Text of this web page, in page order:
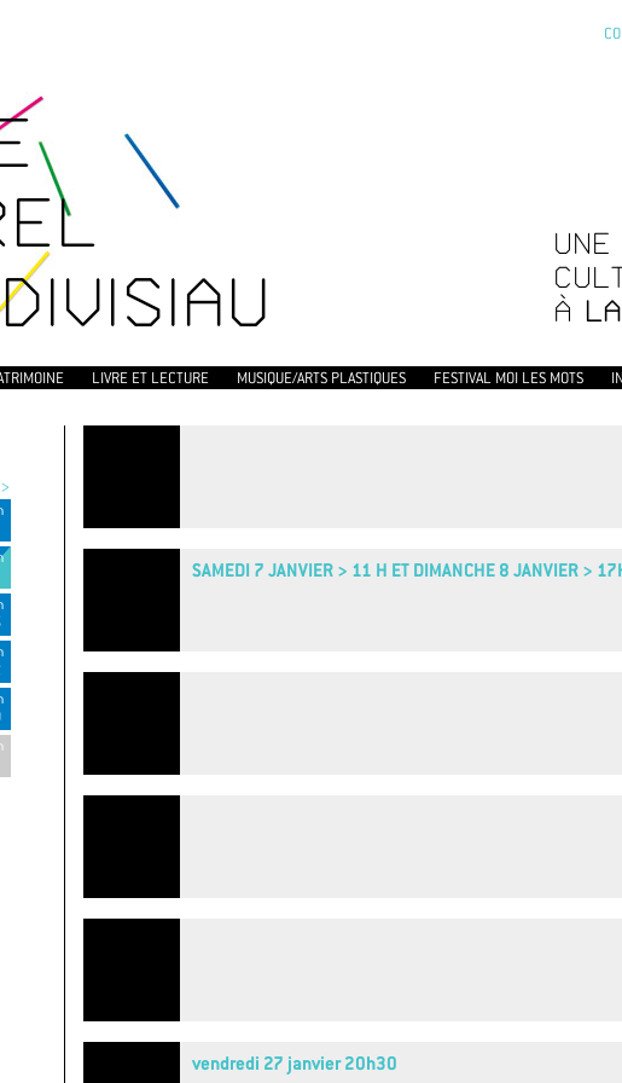
UNE
À
LIVRE ET LECTURE MUSIQUE/ARTS PLASTIQUES FESTIVAL MOI LES MOTS
SAMEDI 7 JANVIER > 11 H ET DIMANCHE 8 JANVIER >
vendredi 27 janvier 20h30